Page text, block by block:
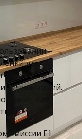
–
для
хранения
вам
эмиссии Е1